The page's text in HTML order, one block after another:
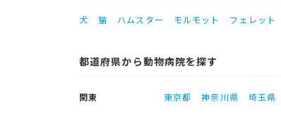
犬 猫 ハムスター モルモット フェレット
都道府県から動物病院を探す
関東 東京都 神奈川県 埼玉県